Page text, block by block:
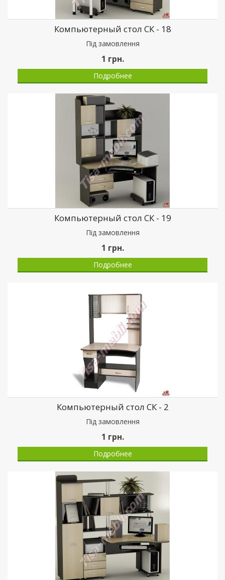
Компьютерный стол СК - 18
Пiд замовлення
1 грн.
Подробнее
Компьютерный стол СК - 19
Пiд замовлення
1 грн.
Подробнее
Компьютерный стол СК - 2
Пiд замовлення
1 грн.
Подробнее